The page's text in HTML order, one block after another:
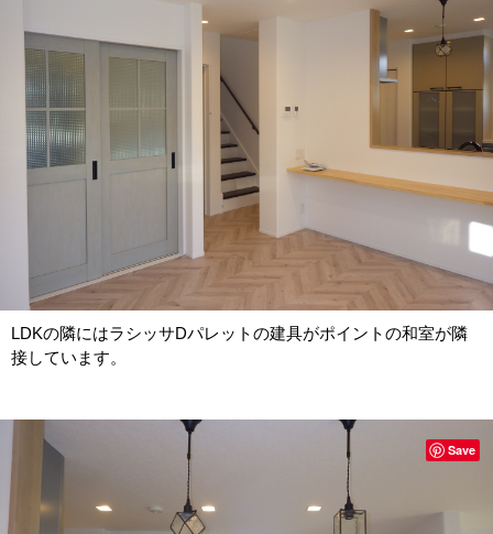
LDKの隣にはラシッサDパレットの建具がポイントの和室が隣
接しています。
Save